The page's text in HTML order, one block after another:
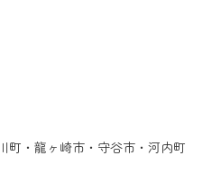
町・龍ヶ崎市・守谷市・河内町